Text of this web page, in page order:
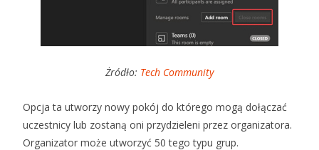
Żródło: Tech Community
Opcja ta utworzy nowy pokój do którego mogą dołączać
uczestnicy lub zostaną oni przydzieleni przez organizatora.
Organizator może utworzyć 50 tego typu grup.